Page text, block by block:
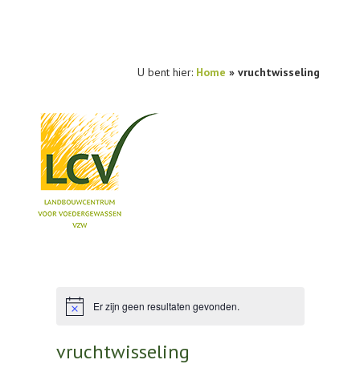
U bent hier: Home » vruchtwisseling
PUBLICATIES
BerichtEr zijn geen resultaten gevonden.
vruchtwisseling